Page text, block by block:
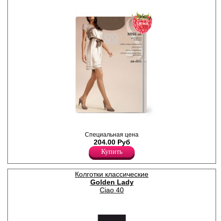
шортиками; усиленный
мысок, без ластовицы.
Плотность 20ден
Полиамид 88%
Эластан 12%
спец
цена
Специальная цена
204.00 Руб
Купить
Колготки классические
Golden Lady
Ciao 40